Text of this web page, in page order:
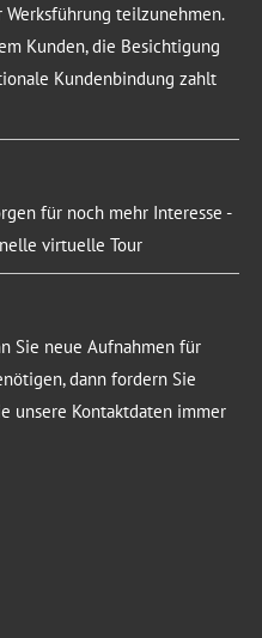
teilzunehmen.
Kunden, die Besichtigung
Kundenbindung zahlt
für noch mehr Interesse -
virtuelle Tour
Sie neue Aufnahmen für
dann fordern Sie
unsere Kontaktdaten immer